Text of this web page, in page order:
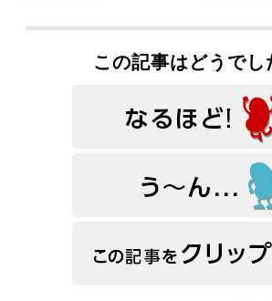
この記事はどうでし